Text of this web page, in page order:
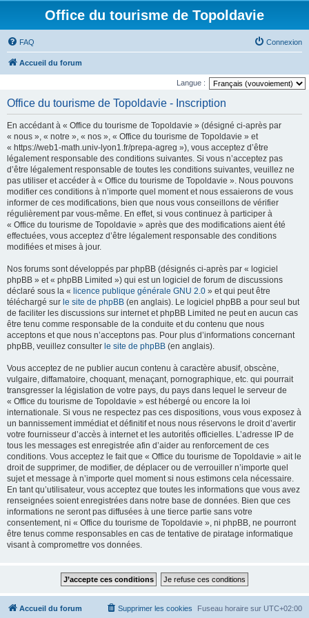
Office du tourisme de Topoldavie
FAQ Connexion
Accueil du forum
Langue :
Office du tourisme de Topoldavie - Inscription
En accédant à « Office du tourisme de Topoldavie » (désigné ci-après par
« nous », « notre », « nos », « Office du tourisme de Topoldavie » et
« https://web1-math.univ-lyon1.fr/prepa-agreg »), vous acceptez d’être
légalement responsable des conditions suivantes. Si vous n’acceptez pas
d’être légalement responsable de toutes les conditions suivantes, veuillez ne
pas utiliser et accéder à « Office du tourisme de Topoldavie ». Nous pouvons
modifier ces conditions à n’importe quel moment et nous essaierons de vous
informer de ces modifications, bien que nous vous conseillons de vérifier
régulièrement par vous-même. En effet, si vous continuez à participer à
« Office du tourisme de Topoldavie » après que des modifications aient été
effectuées, vous acceptez d’être légalement responsable des conditions
modifiées et mises à jour.
Nos forums sont développés par phpBB (désignés ci-après par « logiciel
phpBB » et « phpBB Limited ») qui est un logiciel de forum de discussions
déclaré sous la « licence publique générale GNU 2.0 » et qui peut être
téléchargé sur le site de phpBB (en anglais). Le logiciel phpBB a pour seul but
de faciliter les discussions sur internet et phpBB Limited ne peut en aucun cas
être tenu comme responsable de la conduite et du contenu que nous
acceptons et que nous n’acceptons pas. Pour plus d’informations concernant
phpBB, veuillez consulter le site de phpBB (en anglais).
Vous acceptez de ne publier aucun contenu à caractère abusif, obscène,
vulgaire, diffamatoire, choquant, menaçant, pornographique, etc. qui pourrait
transgresser la législation de votre pays, du pays dans lequel le serveur de
« Office du tourisme de Topoldavie » est hébergé ou encore la loi
internationale. Si vous ne respectez pas ces dispositions, vous vous exposez à
un bannissement immédiat et définitif et nous nous réservons le droit d’avertir
votre fournisseur d’accès à internet et les autorités officielles. L’adresse IP de
tous les messages est enregistrée afin d’aider au renforcement de ces
conditions. Vous acceptez le fait que « Office du tourisme de Topoldavie » ait le
droit de supprimer, de modifier, de déplacer ou de verrouiller n’importe quel
sujet et message à n’importe quel moment si nous estimons cela nécessaire.
En tant qu’utilisateur, vous acceptez que toutes les informations que vous avez
renseignées soient enregistrées dans notre base de données. Bien que ces
informations ne seront pas diffusées à une tierce partie sans votre
consentement, ni « Office du tourisme de Topoldavie », ni phpBB, ne pourront
être tenus comme responsables en cas de tentative de piratage informatique
visant à compromettre vos données.
Accueil du forum Fuseau horaire sur UTC+02:00
Supprimer les cookies